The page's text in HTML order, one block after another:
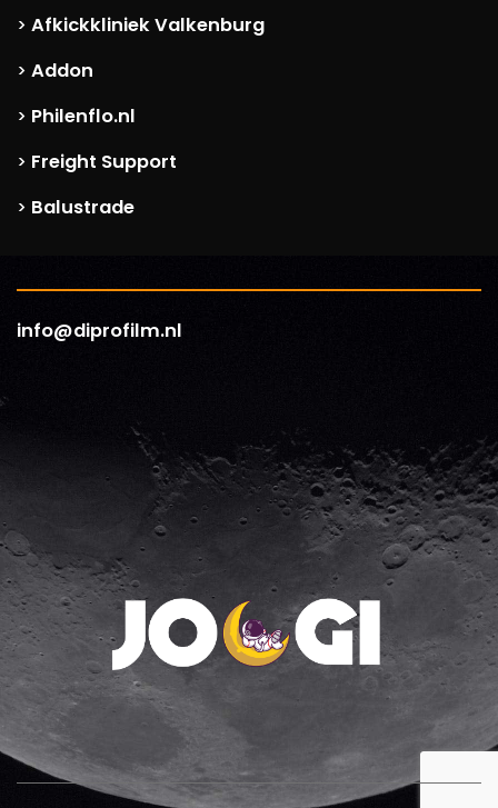
> Afkickkliniek Valkenburg
> Addon
> Philenflo.nl
> Freight Support
> Balustrade
info@diprofilm.nl